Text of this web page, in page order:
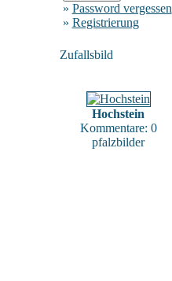
» Password vergessen
» Registrierung
Zufallsbild
Hochstein
Kommentare: 0
pfalzbilder